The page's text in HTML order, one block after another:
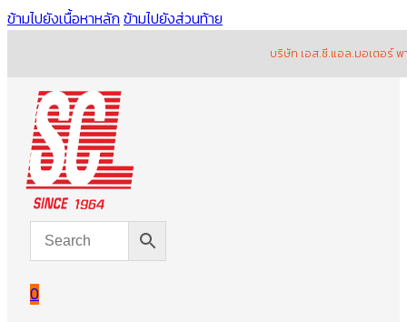
ข้ามไปยังเนื้อหาหลัก ข้ามไปยังส่วนท้าย
บริษัท เอส.ซี.แอล.มอเตอร์ พาร์ท จำ
0